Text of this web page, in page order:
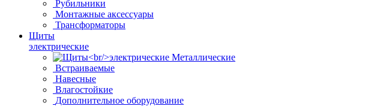
Рубильники
Монтажные аксессуары
Трансформаторы
Щиты
электрические
Металлические
Встраиваемые
Навесные
Влагостойкие
Дополнительное оборудование